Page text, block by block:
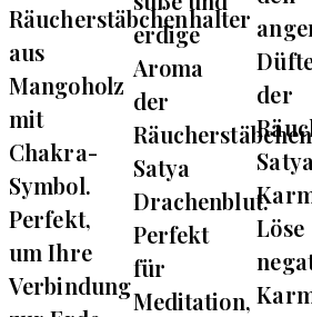
Räucherstäbchenhalter
aus
Mangoholz
mit
Chakra-
Symbol.
Perfekt,
um Ihre
Verbindung
erdige
Aroma
der
Räucherstäbchen
Satya
Drachenblut.
Perfekt
für
Meditation,
der
Satya
Löse